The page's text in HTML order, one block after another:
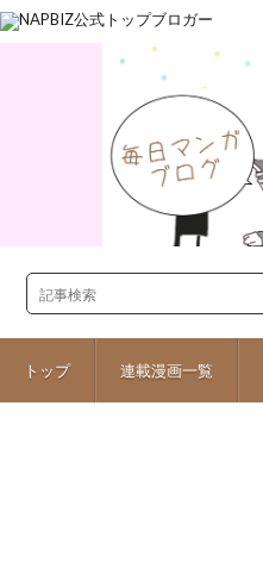
トップ 連載漫画一覧